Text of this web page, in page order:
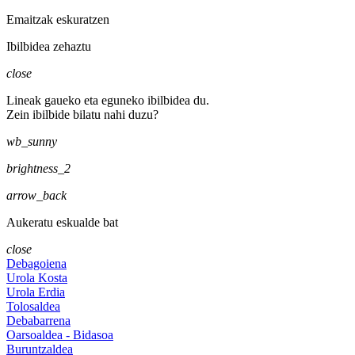
Emaitzak eskuratzen
Ibilbidea zehaztu
close
Lineak gaueko eta eguneko ibilbidea du.
Zein ibilbide bilatu nahi duzu?
wb_sunny
brightness_2
arrow_back
Aukeratu eskualde bat
close
Debagoiena
Urola Kosta
Urola Erdia
Tolosaldea
Debabarrena
Oarsoaldea - Bidasoa
Buruntzaldea